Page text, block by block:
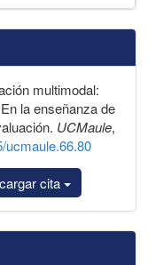
multimodal:
la enseñanza de
UCMaule,
ucmaule.66.80
cita